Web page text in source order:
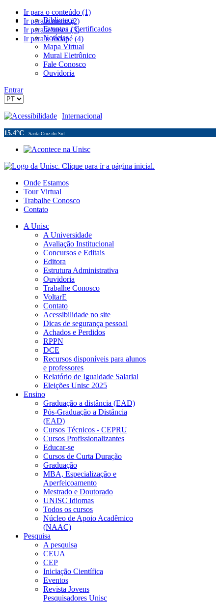
Ir para o conteúdo (1)
Ir para o menu (2)
Ir para a busca (3)
Ir para o rodapé (4)
Biblioteca
Eventos / Certificados
Notícias
Mapa Virtual
Mural Eletrônico
Fale Conosco
Ouvidoria
Entrar
Acessibilidade Internacional
15.4°C Santa Cruz do Sul
Onde Estamos
Tour Virtual
Trabalhe Conosco
Contato
A Unisc
A Universidade
Avaliação Institucional
Concursos e Editais
Editora
Estrutura Administrativa
Ouvidoria
Trabalhe Conosco
VoltarE
Contato
Acessibilidade no site
Dicas de segurança pessoal
Achados e Perdidos
RPPN
DCE
Recursos disponíveis para alunos
e professores
Relatório de Igualdade Salarial
Eleições Unisc 2025
Ensino
Graduação a distância (EAD)
Pós-Graduação a Distância
(EAD)
Cursos Técnicos - CEPRU
Cursos Profissionalizantes
Educar-se
Cursos de Curta Duração
Graduação
MBA, Especialização e
Aperfeiçoamento
Mestrado e Doutorado
UNISC Idiomas
Todos os cursos
Núcleo de Apoio Acadêmico
(NAAC)
Pesquisa
A pesquisa
CEUA
CEP
Iniciação Científica
Eventos
Revista Jovens
Pesquisadores Unisc